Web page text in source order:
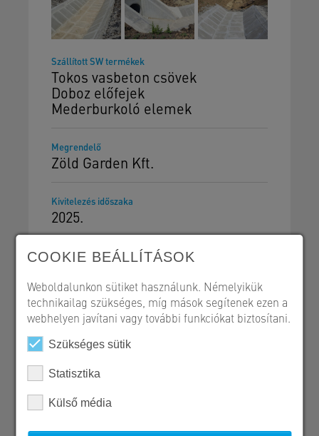
Szállított SW termékek
Tokos vasbeton csövek
Doboz előfejek
Mederburkoló elemek
Megrendelő
Zöld Garden Kft.
Kivitelezés időszaka
2025.
Út- és vasútépítés
H 2339 Majosháza, Tóközi út 10.
COOKIE BEÁLLÍTÁSOK
Weboldalunkon sütiket használunk. Némelyikük
technikailag szükséges, míg mások segítenek ezen a
webhelyen javítani vagy további funkciókat biztosítani.
Szükséges sütik
Statisztika
Külső média